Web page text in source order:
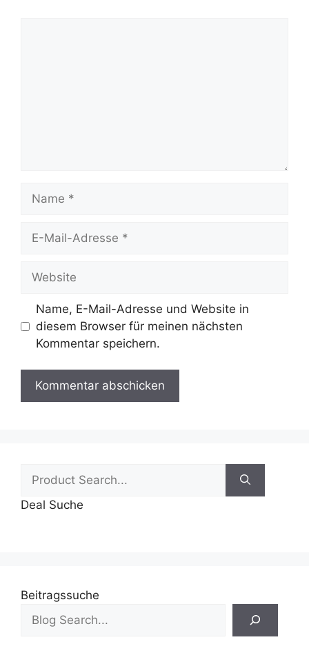
Mail-
Name, E-Mail-Adresse und Website in
diesem Browser für meinen nächsten
Kommentar speichern.
Suchen
Deal Suche
Beitragssuche